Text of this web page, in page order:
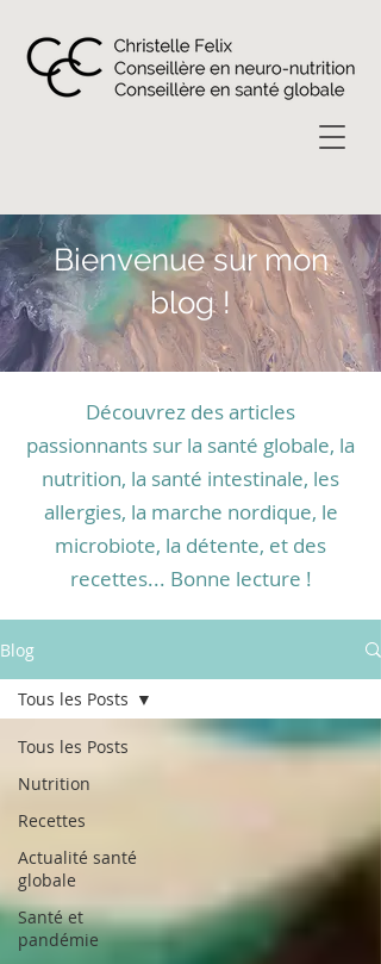
Bienvenue sur mon
blog !
Découvrez des articles
passionnants sur la santé globale, la
nutrition, la santé intestinale, les
allergies, la marche nordique, le
microbiote, la détente, et des
recettes... Bonne lecture !
Blog
Tous les Posts
Nutrition
Recettes
Actualité santé
globale
Santé et
pandémie
Tous les Posts